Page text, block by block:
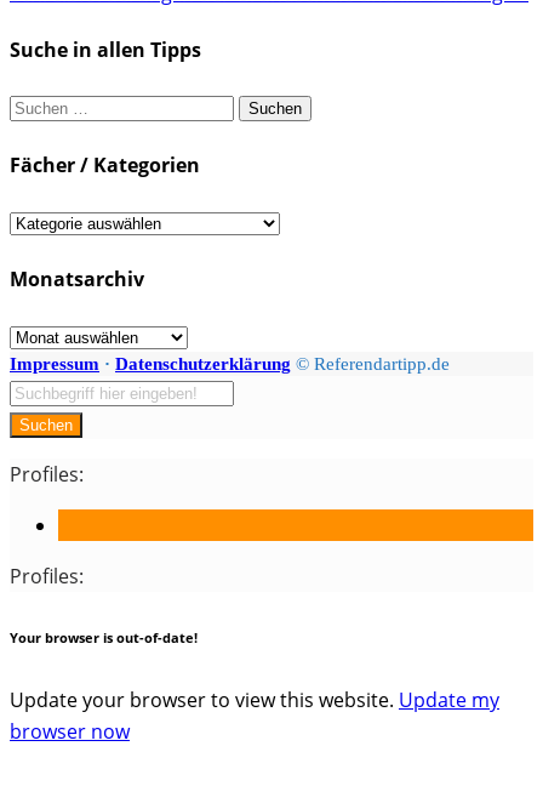
Suche in allen Tipps
Suchen
Fächer / Kategorien
Fächer
Kategorien
Monatsarchiv
Monatsarchiv
Impressum · Datenschutzerklärung © Referendartipp.de
Suchen
Profiles:
Profiles:
Your browser is out-of-date!
Update your browser to view this website. Update my
browser now